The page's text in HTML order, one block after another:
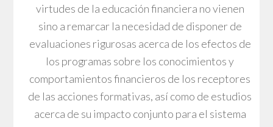
virtudes de la educación financiera no vienen
sino a remarcar la necesidad de disponer de
evaluaciones rigurosas acerca de los efectos de
los programas sobre los conocimientos y
comportamientos financieros de los receptores
de las acciones formativas, así como de estudios
acerca de su impacto conjunto para el sistema